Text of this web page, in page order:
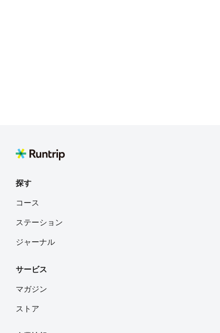
探す
コース
ステーション
ジャーナル
サービス
マガジン
ストア